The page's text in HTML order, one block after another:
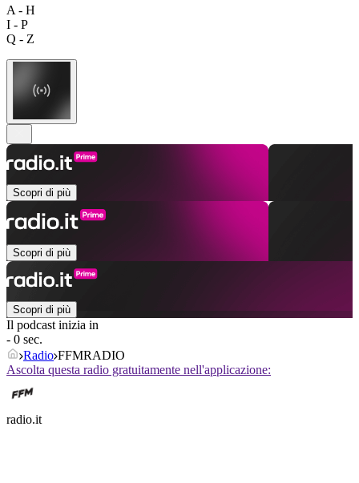
A - H
I - P
Q - Z
Scopri di più
Scopri di più
Scopri di più
Il podcast inizia in
- 0 sec.
Radio FFMRADIO
Ascolta questa radio gratuitamente nell'applicazione:
radio.it